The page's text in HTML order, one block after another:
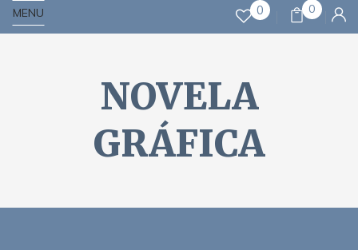
MENU 0 0
NOVELA
GRÁFICA